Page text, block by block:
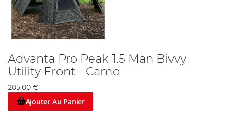
Advanta Pro Peak 1.5 Man Bivvy
Utility Front - Camo
205,00 €
Ajouter Au Panier